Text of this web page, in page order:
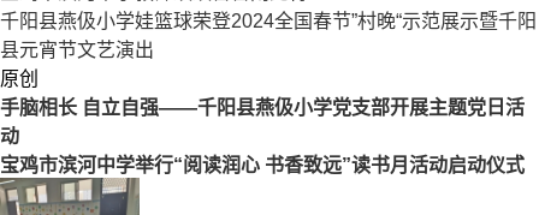
千阳县燕伋小学娃篮球荣登2024全国春节”村晚“示范展示暨千阳
县元宵节文艺演出
原创
手脑相长 自立自强——千阳县燕伋小学党支部开展主题党日活
动
宝鸡市滨河中学举行“阅读润心 书香致远”读书月活动启动仪式